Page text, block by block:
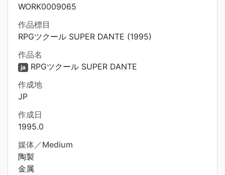
WORK0009065
作品標目
RPGツクール SUPER DANTE (1995)
作品名
ja RPGツクール SUPER DANTE
作成地
JP
作成日
1995.0
媒体／Medium
陶製
金属